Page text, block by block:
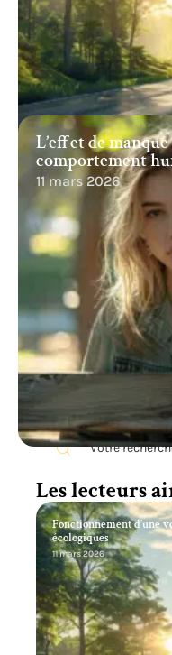
L’effet de
comportement
11 mars 2026
Recherche
Les lecteurs
Fonctionnement d’une
écologiques
11 mars 2026